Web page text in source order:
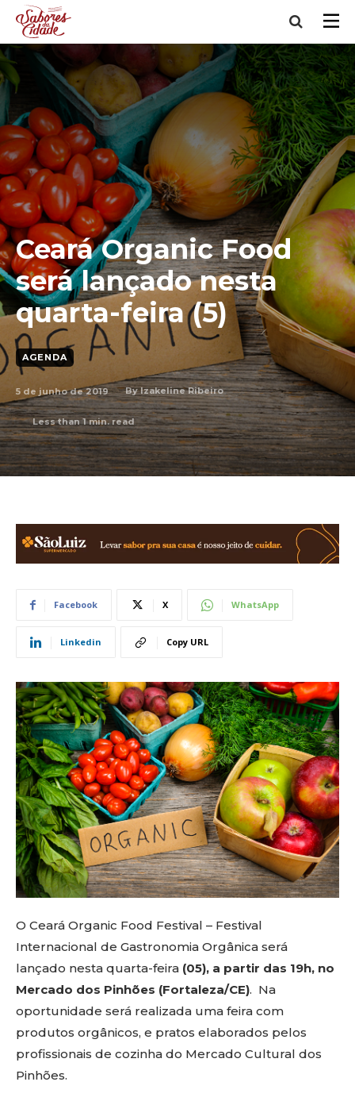
Ceará Organic Food
será lançado nesta
quarta-feira (5)
AGENDA
5 de junho de 2019 By Izakeline Ribeiro
Less than 1min. read
Facebook X WhatsApp
Linkedin Copy URL
O Ceará Organic Food Festival – Festival
Internacional de Gastronomia Orgânica será
lançado nesta quarta-feira (05), a partir das 19h, no
Mercado dos Pinhões (Fortaleza/CE). Na
oportunidade será realizada uma feira com
produtos orgânicos, e pratos elaborados pelos
profissionais de cozinha do Mercado Cultural dos
Pinhões.